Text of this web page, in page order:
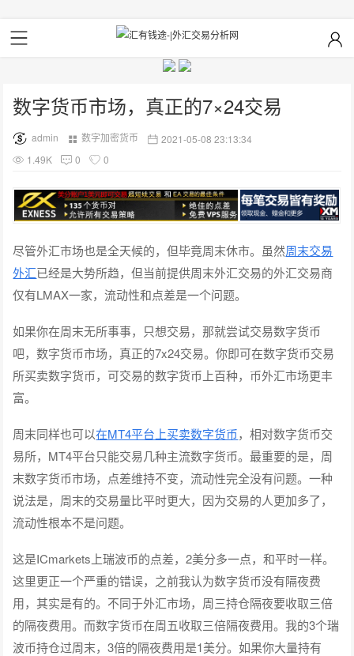
数字货币市场，真正的7×24交易
admin 数字加密货币
2021-05-08 23:13:34
1.49K
0 0
尽管外汇市场也是全天候的，但毕竟周末休市。虽然周末交易
外汇已经是大势所趋，但当前提供周末外汇交易的外汇交易商
仅有LMAX一家，流动性和点差是一个问题。
如果你在周末无所事事，只想交易，那就尝试交易数字货币
吧，数字货币市场，真正的7x24交易。你即可在数字货币交易
所买卖数字货币，可交易的数字货币上百种，币外汇市场更丰
富。
周末同样也可以在MT4平台上买卖数字货币，相对数字货币交
易所，MT4平台只能交易几种主流数字货币。最重要的是，周
末数字货币市场，点差维持不变，流动性完全没有问题。一种
说法是，周末的交易量比平时更大，因为交易的人更加多了，
流动性根本不是问题。
这是ICmarkets上瑞波币的点差，2美分多一点，和平时一样。
这里更正一个严重的错误，之前我认为数字货币没有隔夜费
用，其实是有的。不同于外汇市场，周三持仓隔夜要收取三倍
的隔夜费用。而数字货币在周五收取三倍隔夜费用。我的3个瑞
波币持仓过周末，3倍的隔夜费用是1美分。如果你大量持有